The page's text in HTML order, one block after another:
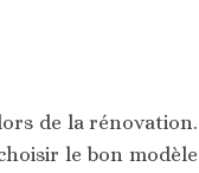
de la rénovation.
le bon modèle